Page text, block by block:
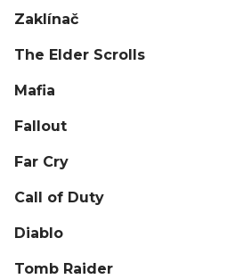
Zaklínač
The Elder Scrolls
Mafia
Fallout
Far Cry
Call of Duty
Diablo
Tomb Raider